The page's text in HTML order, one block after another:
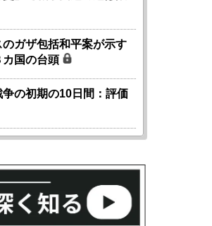
ガザ包括和平案が示す
国の台頭
の初期の10日間：評価